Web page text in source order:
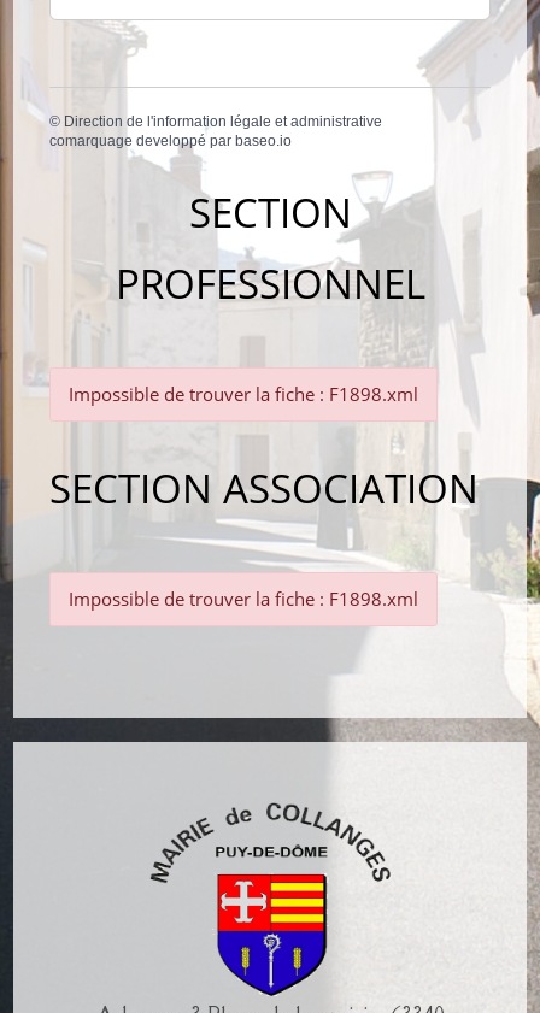
© Direction de l'information légale et administrative
comarquage developpé par baseo.io
SECTION
PROFESSIONNEL
Impossible de trouver la fiche : F1898.xml
SECTION ASSOCIATION
Impossible de trouver la fiche : F1898.xml